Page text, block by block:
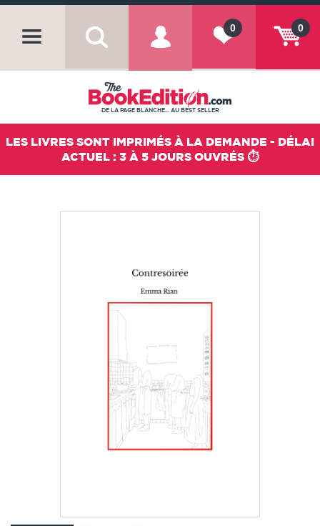
0
0
DE LA PAGE BLANCHE... AU BEST SELLER
LES LIVRES SONT IMPRIMÉS À LA DEMANDE - DÉLAI
ACTUEL : 3 À 5 JOURS OUVRÉS ⏱️